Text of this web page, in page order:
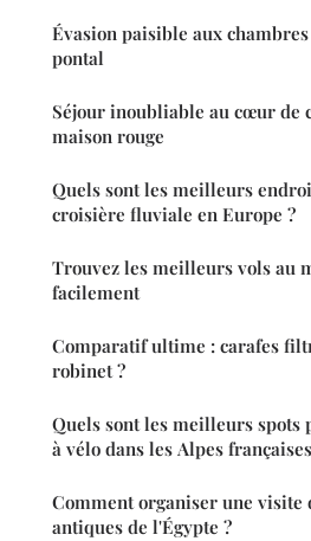
Évasion paisible aux
pontal
Séjour inoubliable au cœur de
maison rouge
Quels sont les meilleurs
croisière fluviale en Europe ?
Trouvez les meilleurs vols au
facilement
Comparatif ultime : carafes
robinet ?
Quels sont les meilleurs spots
à vélo dans les Alpes
Comment organiser une visite
antiques de l'Égypte ?